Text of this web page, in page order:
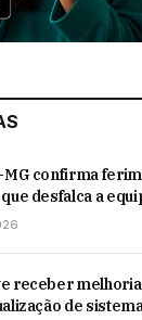
confirma
desfalca a
receber
de sistema